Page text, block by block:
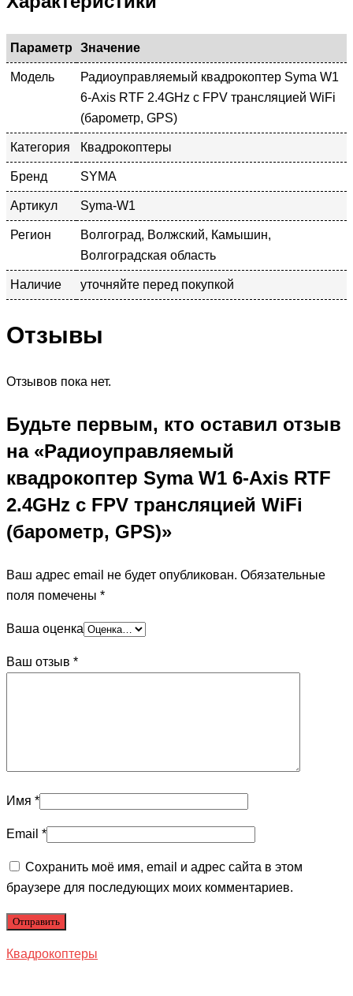
Параметр Значение
Модель
Радиоуправляемый квадрокоптер Syma W1
6-Axis RTF 2.4GHz с FPV трансляцией WiFi
(барометр, GPS)
Категория Квадрокоптеры
Бренд SYMA
Артикул Syma-W1
Регион
Волгоград, Волжский, Камышин,
Волгоградская область
Наличие уточняйте перед покупкой
Отзывы
Отзывов пока нет.
Будьте первым, кто оставил отзыв
на «Радиоуправляемый
квадрокоптер Syma W1 6-Axis RTF
2.4GHz с FPV трансляцией WiFi
(барометр, GPS)»
Ваш адрес email не будет опубликован. Обязательные
поля помечены *
Ваша оценка
Ваш отзыв *
Имя *
Email *
Сохранить моё имя, email и адрес сайта в этом
браузере для последующих моих комментариев.
Квадрокоптеры